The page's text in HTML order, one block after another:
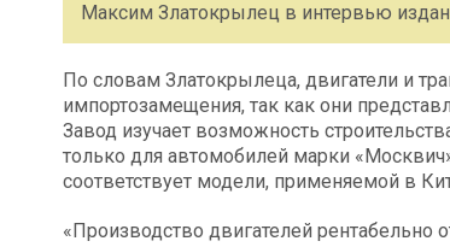
Максим Златокрылец в интервью
По словам Златокрылеца, двигатели и
импортозамещения, так как они
Завод изучает возможность
только для автомобилей марки
соответствует модели, применяемой в
«Производство двигателей рентабельно